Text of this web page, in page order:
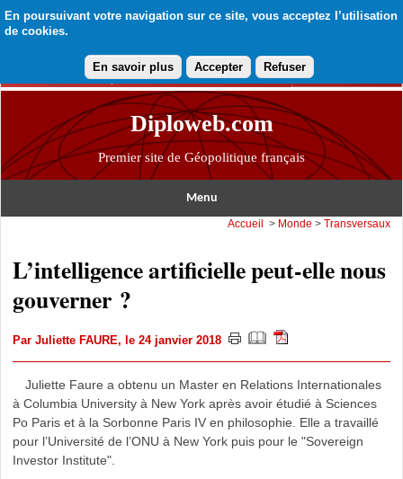
En poursuivant votre navigation sur ce site, vous acceptez l’utilisation
de cookies.
En savoir plus Accepter Refuser
Diploweb.com
Premier site de Géopolitique français
Menu
Accueil > Monde > Transversaux
L’intelligence artificielle peut-elle nous
gouverner ?
Par Juliette FAURE, le 24 janvier 2018
Juliette Faure a obtenu un Master en Relations Internationales
à Columbia University à New York après avoir étudié à Sciences
Po Paris et à la Sorbonne Paris IV en philosophie. Elle a travaillé
pour l’Université de l’ONU à New York puis pour le "Sovereign
Investor Institute".